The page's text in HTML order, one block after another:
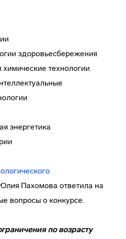
здоровьесбережения
технологии
энергетика
Пахомова ответила на
вопросы о конкурсе.
по возрасту